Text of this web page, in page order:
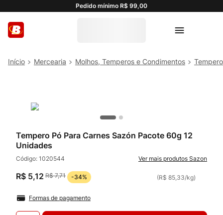
Pedido mínimo R$ 99,00
Mercearia Molhos, Temperos e Condimentos
Tempero Pó Para Carnes Sazón Pacote 60g 12
Unidades
Código: 1020544 Sazon
R$ 5,12 R$ 7,71 -34% (R$ 85,33/kg)
Formas de pagamento